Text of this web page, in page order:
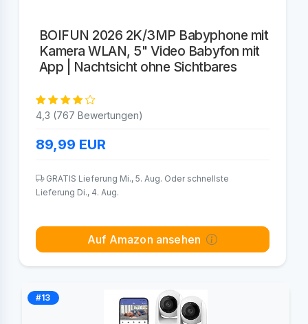
BOIFUN 2026 2K/3MP Babyphone mit
Kamera WLAN, 5" Video Babyfon mit
App | Nachtsicht ohne Sichtbares
4,3 (767 Bewertungen)
89,99 EUR
GRATIS Lieferung Mi., 5. Aug. Oder schnellste
Lieferung Di., 4. Aug.
Auf Amazon ansehen
#13